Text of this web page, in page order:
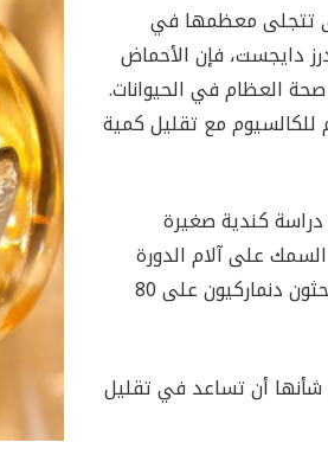
تتجلى معظمها في
دايجست، فإن الأحماض
العظام في الحيوانات.
مع تقليل كمية
كندية صغيرة
لزيت السمك على آلام الدورة
الشهرية. في حين أكدت دراسة ثانية أجراها باحثون دنماركيون على 80
أن تساعد في تقليل